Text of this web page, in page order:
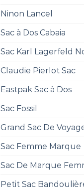
Ninon Lancel
Sac à Dos Cabaia
Sac Karl Lagerfeld
Claudie Pierlot Sac
Eastpak Sac à Dos
Sac Fossil
Grand Sac De
Sac Femme Marque
Sac De Marque
Petit Sac